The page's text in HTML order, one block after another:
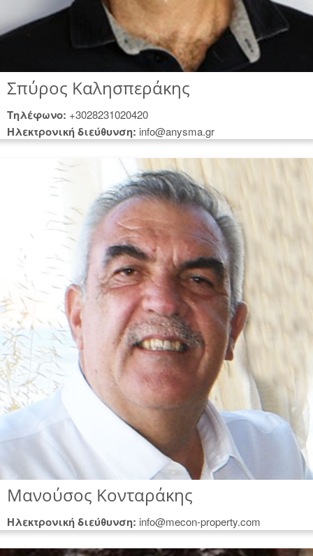
Σπύρος Καλησπεράκης
Tηλέφωνο: +3028231020420
Hλεκτρονική διεύθυνση: info@anysma.gr
Μανούσος Κονταράκης
Hλεκτρονική διεύθυνση: info@mecon-property.com